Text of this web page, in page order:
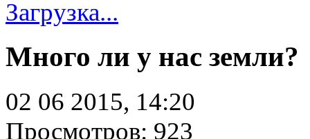
Загрузка...
Много ли у нас земли?
02 06 2015, 14:20
Просмотров: 923